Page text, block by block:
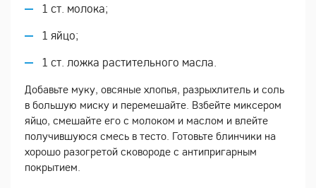
1 ст. молока;
1 яйцо;
1 ст. ложка растительного масла.
Добавьте муку, овсяные хлопья, разрыхлитель и соль
в большую миску и перемешайте. Взбейте миксером
яйцо, смешайте его с молоком и маслом и влейте
получившуюся смесь в тесто. Готовьте блинчики на
хорошо разогретой сковороде с антипригарным
покрытием.